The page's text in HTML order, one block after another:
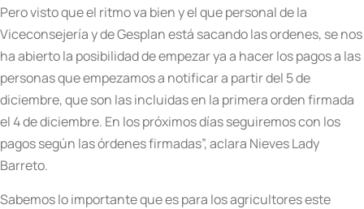
Pero visto que el ritmo va bien y el que personal de la
Viceconsejería y de Gesplan está sacando las ordenes, se nos
ha abierto la posibilidad de empezar ya a hacer los pagos a las
personas que empezamos a notificar a partir del 5 de
diciembre, que son las incluidas en la primera orden firmada
el 4 de diciembre. En los próximos días seguiremos con los
pagos según las órdenes firmadas”, aclara Nieves Lady
Barreto.
Sabemos lo importante que es para los agricultores este